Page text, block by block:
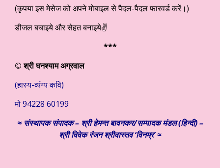
(कृपया इस मेसेज को अपने मोबाइल से पैदल-पैदल फारवर्ड करें।)
डीजल बचाइये और सेहत बनाइये✌️
***
© श्री घनश्याम अग्रवाल
(हास्य-व्यंग्य कवि)
मो 94228 60199
≈ संस्थापक संपादक – श्री हेमन्त बावनकर/सम्पादक मंडल (हिन्दी) –
श्री विवेक रंजन श्रीवास्तव ‘विनम्र’ ≈